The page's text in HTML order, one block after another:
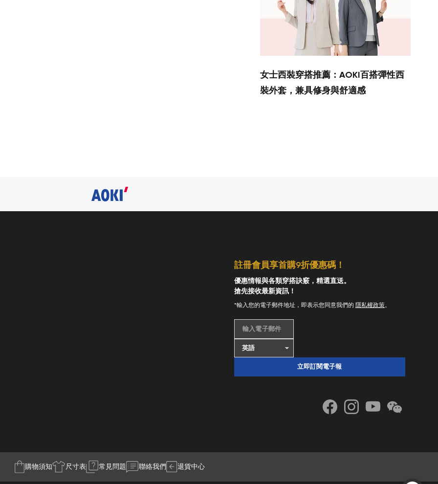
女士西裝穿搭推薦：AOKI百搭彈性西
裝外套，兼具修身與舒適感
註冊會員享首購9折優惠碼！
優惠情報與各類穿搭訣竅，精選直送。
搶先接收最新資訊！
*輸入您的電子郵件地址，即表示您同意我們的 隱私權政策。
輸入電子郵件
立即訂閱電子報
購物須知 尺寸表 常見問題 聯絡我們 退貨中心